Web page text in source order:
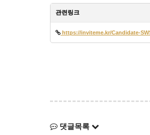
관련링크
https://inviteme.kr/Candidate-
댓글목록